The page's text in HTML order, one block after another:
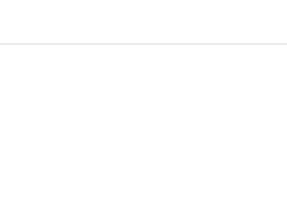
Brąz, miedź,